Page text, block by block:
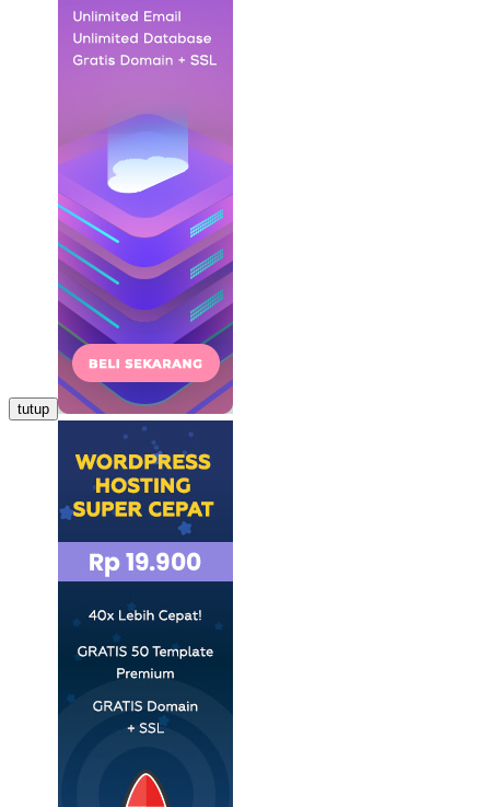
tutup